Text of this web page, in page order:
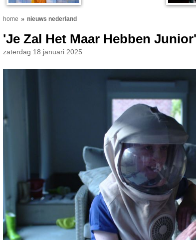
home nieuws nederland
'Je Zal Het Maar Hebben
zaterdag 18 januari 2025